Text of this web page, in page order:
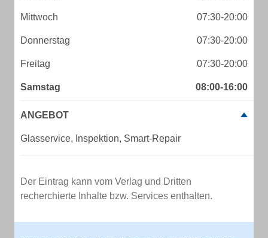
Mittwoch 07:30-20:00
Donnerstag 07:30-20:00
Freitag 07:30-20:00
Samstag 08:00-16:00
ANGEBOT
Glasservice, Inspektion, Smart-Repair
Der Eintrag kann vom Verlag und Dritten
recherchierte Inhalte bzw. Services enthalten.